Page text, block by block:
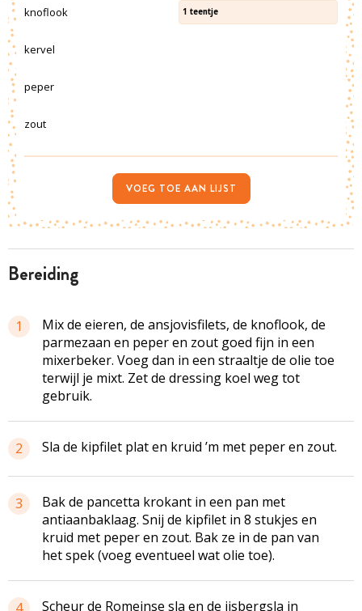
bereiding
1
Mix de eieren, de ansjovisfilets, de knoflook, de
parmezaan en peper en zout goed fijn in een
mixerbeker. Voeg dan in een straaltje de olie toe
terwijl je mixt. Zet de dressing koel weg tot
gebruik.
2 Sla de kipfilet plat en kruid ’m met peper en zout.
3
Bak de pancetta krokant in een pan met
antiaanbaklaag. Snij de kipfilet in 8 stukjes en
kruid met peper en zout. Bak ze in de pan van
het spek (voeg eventueel wat olie toe).
4 Scheur de Romeinse sla en de ijsbergsla in
knoflook 1 teentje
kervel
peper
zout
VOEG TOE AAN LIJST